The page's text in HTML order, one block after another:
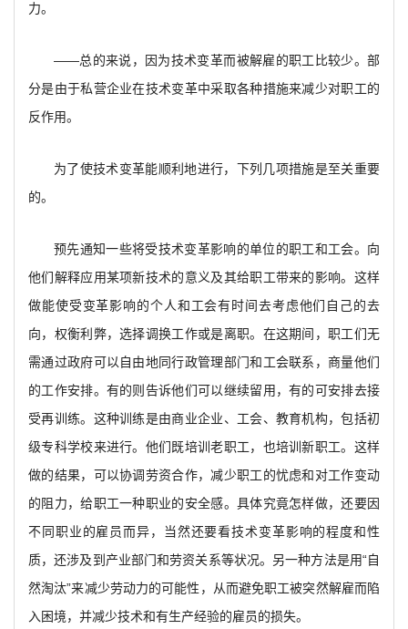
力。
——总的来说，因为技术变革而被解雇的职工比较少。部
分是由于私营企业在技术变革中采取各种措施来减少对职工的
反作用。
为了使技术变革能顺利地进行，下列几项措施是至关重要
的。
预先通知一些将受技术变革影响的单位的职工和工会。向
他们解释应用某项新技术的意义及其给职工带来的影响。这样
做能使受变革影响的个人和工会有时间去考虑他们自己的去
向，权衡利弊，选择调换工作或是离职。在这期间，职工们无
需通过政府可以自由地同行政管理部门和工会联系，商量他们
的工作安排。有的则告诉他们可以继续留用，有的可安排去接
受再训练。这种训练是由商业企业、工会、教育机构，包括初
级专科学校来进行。他们既培训老职工，也培训新职工。这样
做的结果，可以协调劳资合作，减少职工的忧虑和对工作变动
的阻力，给职工一种职业的安全感。具体究竟怎样做，还要因
不同职业的雇员而异，当然还要看技术变革影响的程度和性
质，还涉及到产业部门和劳资关系等状况。另一种方法是用“自
然淘汰”来减少劳动力的可能性，从而避免职工被突然解雇而陷
入困境，并减少技术和有生产经验的雇员的损失。